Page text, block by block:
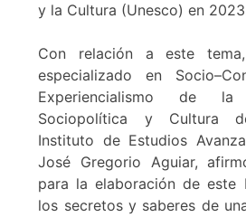
y la Cultura (Unesco) en
Con relación a este
especializado en
Experiencialismo de
Sociopolítica y Cultura
Instituto de Estudios
José Gregorio Aguiar,
para la elaboración de este
los secretos y saberes de